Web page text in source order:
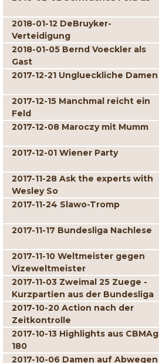
2018-01-12 DeBruyker-
Verteidigung
2018-01-05 Bernd Voeckler als
Gast
2017-12-21 Unglueckliche Damen
2017-12-15 Manchmal reicht ein
Feld
2017-12-08 Maroczy mit Mumm
2017-12-01 Wiener Party
2017-11-28 Ask the experts with
Wesley So
2017-11-24 Slawo-Tromp
2017-11-17 Bundesliga Nachlese
2017-11-10 Weltmeister gegen
Vizeweltmeister
2017-11-03 Zweimal 25 Zuege -
Kurzpartien aus der Bundesliga
2017-10-20 Action nach der
Zeitkontrolle
2017-10-13 Highlights aus CBMAg
180
2017-10-06 Damen auf Abwegen